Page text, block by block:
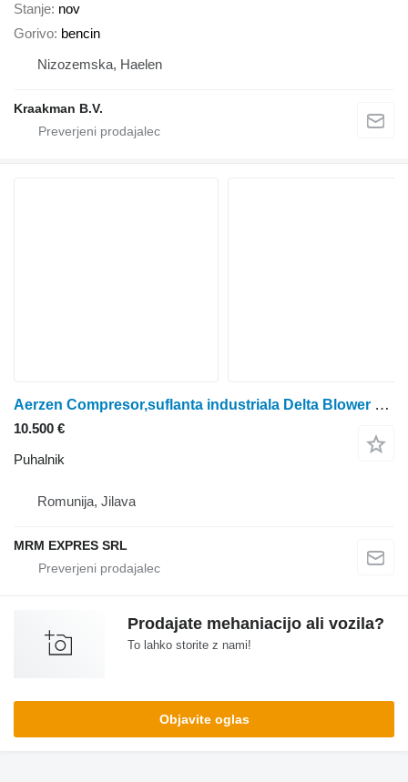
Stanje nov
Gorivo bencin
Nizozemska, Haelen
Kraakman B.V.
Aerzen Compresor,suflanta industriala Delta Blower GM 50L
10.500 €
Puhalnik
Romunija, Jilava
MRM EXPRES SRL
Prodajate mehaniacijo ali vozila?
To lahko storite z nami!
Objavite oglas